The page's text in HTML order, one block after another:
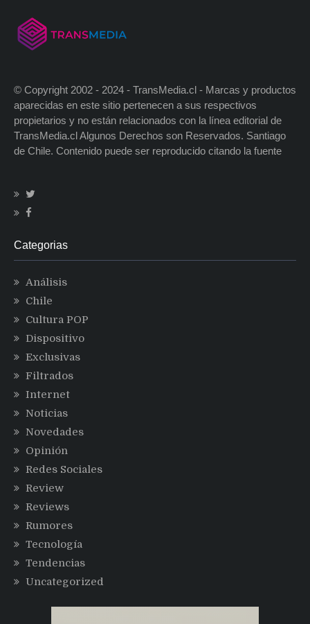
© Copyright 2002 - 2024 - TransMedia.cl - Marcas y productos
aparecidas en este sitio pertenecen a sus respectivos
propietarios y no están relacionados con la línea editorial de
TransMedia.cl Algunos Derechos son Reservados. Santiago
de Chile. Contenido puede ser reproducido citando la fuente
Categorias
Análisis
Chile
Cultura POP
Dispositivo
Exclusivas
Filtrados
Internet
Noticias
Novedades
Opinión
Redes Sociales
Review
Reviews
Rumores
Tecnología
Tendencias
Uncategorized